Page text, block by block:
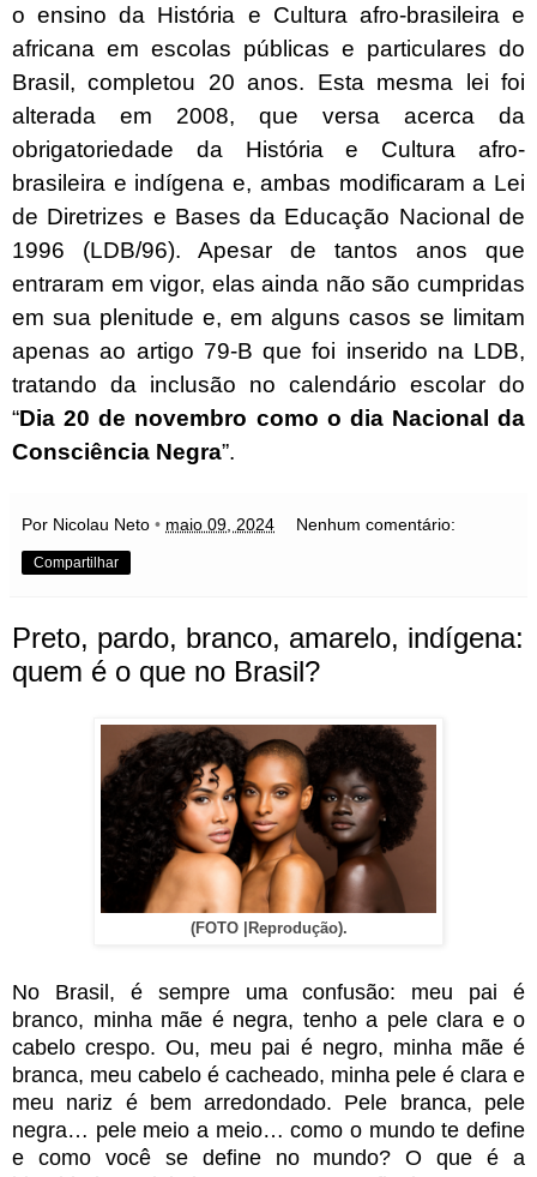
o ensino da História e Cultura afro-brasileira e
africana em escolas públicas e particulares do
Brasil, completou 20 anos. Esta mesma lei foi
alterada em 2008, que versa acerca da
obrigatoriedade da História e Cultura afro-
brasileira e indígena e, ambas modificaram a Lei
de Diretrizes e Bases da Educação Nacional de
1996 (LDB/96). Apesar de tantos anos que
entraram em vigor, elas ainda não são cumpridas
em sua plenitude e, em alguns casos se limitam
apenas ao artigo 79-B que foi inserido na LDB,
tratando da inclusão no calendário escolar do
“Dia 20 de novembro como o dia Nacional da
Consciência Negra”.
Por Nicolau Neto • maio 09, 2024 Nenhum comentário:
Compartilhar
Preto, pardo, branco, amarelo, indígena:
quem é o que no Brasil?
(FOTO |Reprodução).
No Brasil, é sempre uma confusão: meu pai é
branco, minha mãe é negra, tenho a pele clara e o
cabelo crespo. Ou, meu pai é negro, minha mãe é
branca, meu cabelo é cacheado, minha pele é clara e
meu nariz é bem arredondado. Pele branca, pele
negra… pele meio a meio… como o mundo te define
e como você se define no mundo? O que é a